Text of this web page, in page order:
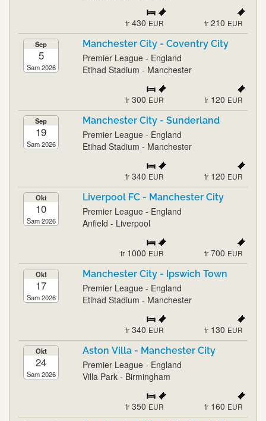
fr 430 EUR fr 210 EUR
Sep
5
Sam 2026
Manchester City - Coventry City
Premier League - England
Etihad Stadium - Manchester
fr 300 EUR fr 120 EUR
Sep
19
Sam 2026
Manchester City - Sunderland
Premier League - England
Etihad Stadium - Manchester
fr 340 EUR fr 120 EUR
Okt
10
Sam 2026
Liverpool FC - Manchester City
Premier League - England
Anfield - Liverpool
fr 1000 EUR fr 700 EUR
Okt
17
Sam 2026
Manchester City - Ipswich Town
Premier League - England
Etihad Stadium - Manchester
fr 340 EUR fr 130 EUR
Okt
24
Sam 2026
Aston Villa - Manchester City
Premier League - England
Villa Park - Birmingham
fr 350 EUR fr 160 EUR